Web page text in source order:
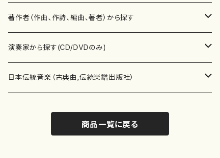
書籍
書籍
テキストブック
CD・DVD
チケット
邦楽器
箏・琴（ソロ）
箏・琴（合奏）
合唱
混声合唱
歌・声
洋楽器（弦楽器）
著作者（作曲、作詩、編曲、著者）から探す
あ行
青木省三(アオキ ショウゾウ)
か行
蔭山滸山(カゲヤマ キョザン)
斉藤松声(サイトウ ショウセイ)
演奏家から探す(CD/DVDのみ)
邦楽（箏、三味線、尺八等）演奏家
應和惠子（声楽・ソプラノ）
洋楽-鍵盤楽器（ピアノ、オルガン等）演奏家
日本伝統音楽（古典曲,伝統楽譜出版社）
宮城道雄（宮城宗家監修）
地歌箏曲（三絃古典楽譜）
商品一覧に戻る